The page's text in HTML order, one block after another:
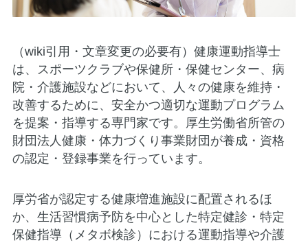
（wiki引用・文章変更の必要有）健康運動指導士
は、スポーツクラブや保健所・保健センター、病
院・介護施設などにおいて、人々の健康を維持・
改善するために、安全かつ適切な運動プログラム
を提案・指導する専門家です。厚生労働省所管の
財団法人健康・体力づくり事業財団が養成・資格
の認定・登録事業を行っています。
厚労省が認定する健康増進施設に配置されるほ
か、生活習慣病予防を中心とした特定健診・特定
保健指導（メタボ検診）における運動指導や介護